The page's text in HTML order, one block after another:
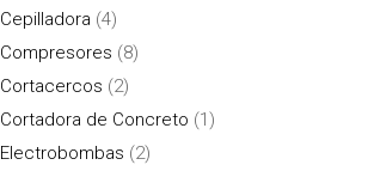
Cepilladora (4)
Compresores (8)
Cortacercos (2)
Cortadora de Concreto (1)
Electrobombas (2)